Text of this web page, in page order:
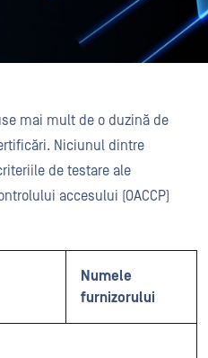
mai mult de o duzină de
Niciunul dintre
de testare ale
accesului (OACCP)
Numele
furnizorului